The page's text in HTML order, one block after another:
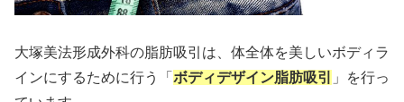
大塚美法形成外科の脂肪吸引は、体全体を美しいボディラ
インにするために行う「 ボディデザイン脂肪吸引
」を行っ